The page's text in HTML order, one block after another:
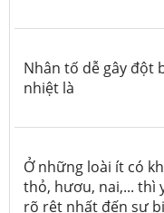
Nhân tố dễ gây đột
nhiệt là
Ở những loài ít có
thỏ, hươu, nai,... thì
rõ rệt nhất đến sự